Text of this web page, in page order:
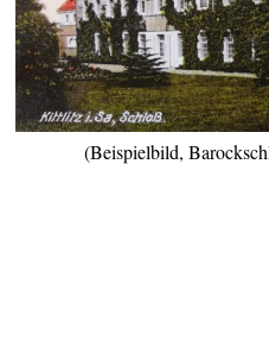
(Beispielbild,